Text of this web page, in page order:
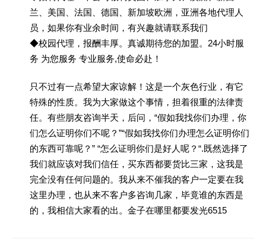
兰、美国、法国、德国、新加坡欧洲，亚洲各地代理人
员，如果你有业余时间，有兴趣就请联系我们
◆校园代理，报酬丰厚。真诚期待您的加盟。24小时服
务 为您服务 专业服务,使命必赴！
只不过有一点希望大家谅解！这是一个灰色行业，有它
特殊的性质。我为大家做这个事情，担着很重的法律责
任。有些朋友咨询半天，后问，“假如我找你们办理，你
们怎么证明你们不呢？”“假如我找你们办理怎么证明你们
的东西可靠呢？” “怎么证明你们是好人呢？“.既然选择了
我们就应该对我们信任，买东西都要货比三家，这我是
完全没有任何问题的。我从来不催我的客户一定要在我
这里办理，也从来不客户多咨询几家，毕竟谁的东西是
的，我相信大家看的出。金子在哪里都要发光6515